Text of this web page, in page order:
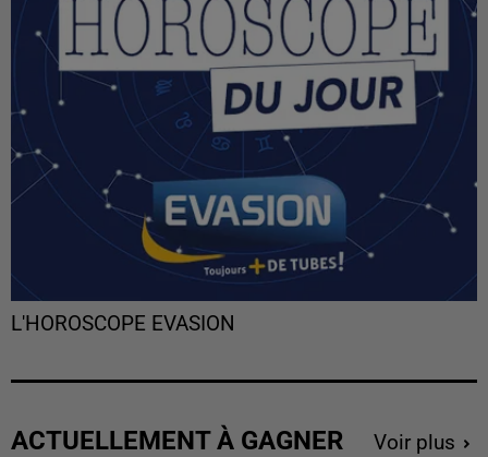
L'HOROSCOPE EVASION
ACTUELLEMENT À GAGNER Voir plus